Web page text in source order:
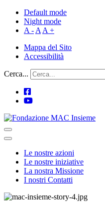
Default mode
Night mode
A - A A +
Mappa del Sito
Accessibilità
Cerca...
Le nostre azioni
Le nostre iniziative
La nostra Missione
I nostri Contatti